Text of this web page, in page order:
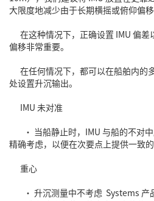
大限度地减少由于长期横摇或俯仰偏
在这种情况下，正确设置 IMU 偏差
偏移非常重要。
在任何情况下，都可以在船舶内的
处设置升沉输出。
IMU 未对准
• 当船静止时，IMU 与船的不对中
精确考虑，以便在次要点上提供一致的
重心
• 升沉测量中不考虑 Systems 产